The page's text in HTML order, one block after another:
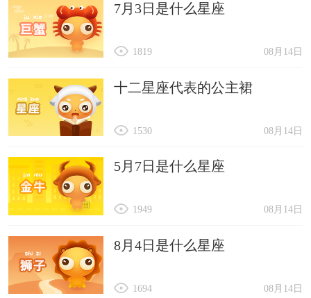
7月3日是什么星座
08月14日
1819
十二星座代表的公主裙
08月14日
1530
5月7日是什么星座
08月14日
1949
8月4日是什么星座
08月14日
1694